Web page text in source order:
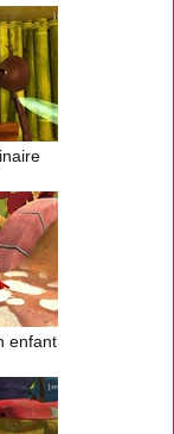
enfant